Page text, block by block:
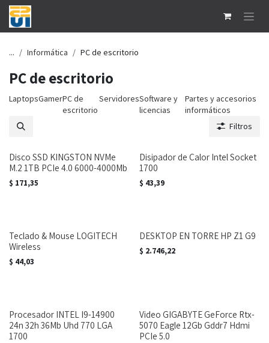
Ir al contenido
... Informática PC de escritorio
PC de escritorio
LaptopsGamerPC de
escritorio
ServidoresSoftware y
licencias
Partes y accesorios
informáticos
Filtros
Disco SSD KINGSTON NVMe
M.2 1TB PCIe 4.0 6000-4000Mb
$ 171,35
Disipador de Calor Intel Socket
1700
$ 43,39
Teclado & Mouse LOGITECH
Wireless
$ 44,03
DESKTOP EN TORRE HP Z1 G9
$ 2.746,22
Procesador INTEL I9-14900
24n 32h 36Mb Uhd 770 LGA
1700
Video GIGABYTE GeForce Rtx-
5070 Eagle 12Gb Gddr7 Hdmi
PCIe 5.0